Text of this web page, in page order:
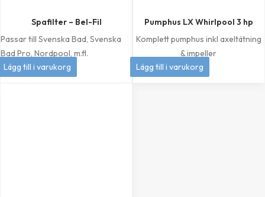
Spafilter – Bel-Fil
Passar till Svenska Bad, Svenska
Bad Pro, Nordpool, m.fl.
399kr
Lägg till i varukorg
Pumphus LX Whirlpool 3 hp
Komplett pumphus inkl axeltätning
& impeller
1 049kr
Lägg till i varukorg